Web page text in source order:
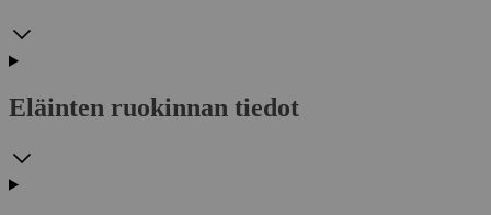
Eläinten ruokinnan tiedot